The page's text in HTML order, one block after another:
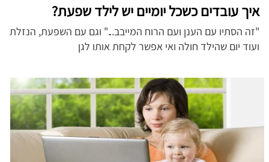
איך עובדים כשכל יומיים יש לילד שפעת?
"זה הסתיו עם הענן ועם הרוח המייבב..." וגם עם השפעת, הנזלת
ועוד יום שהילד חולה ואי אפשר לקחת אותו לגן